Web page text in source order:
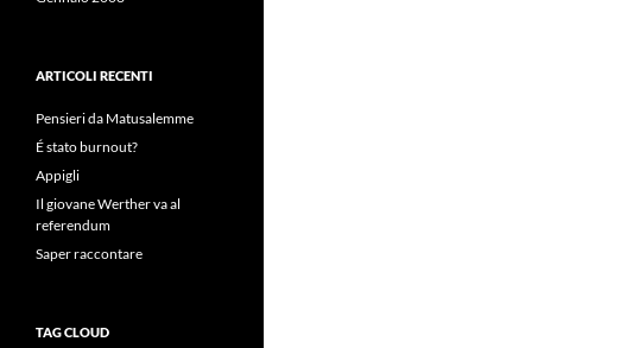
ARTICOLI RECENTI
Pensieri da Matusalemme
É stato burnout?
Appigli
Il giovane Werther va al
referendum
Saper raccontare
TAG CLOUD